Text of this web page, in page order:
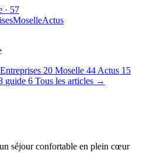
· 57
MoselleActus
Entreprises 20 Moselle 44 Actus 15
guide 6 Tous les articles →
séjour confortable en plein cœur